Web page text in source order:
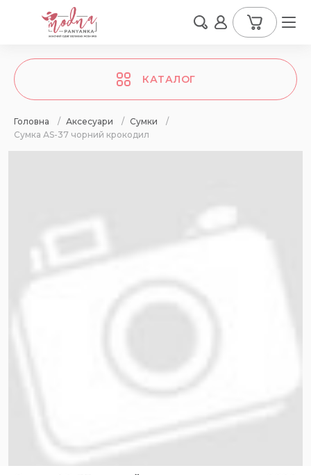
КАТАЛОГ
Головна / Аксесуари / Сумки
/
Сумка АS-37 чорний крокодил